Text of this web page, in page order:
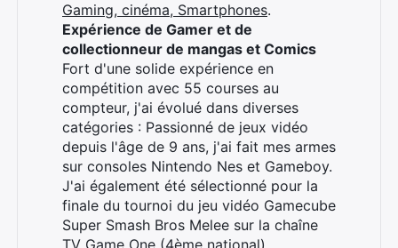
Gaming, cinéma, Smartphones.
Expérience de Gamer et de
collectionneur de mangas et Comics
Fort d'une solide expérience en
compétition avec 55 courses au
compteur, j'ai évolué dans diverses
catégories : Passionné de jeux vidéo
depuis l'âge de 9 ans, j'ai fait mes armes
sur consoles Nintendo Nes et Gameboy.
J'ai également été sélectionné pour la
finale du tournoi du jeu vidéo Gamecube
Super Smash Bros Melee sur la chaîne
TV Game One (4ème national).